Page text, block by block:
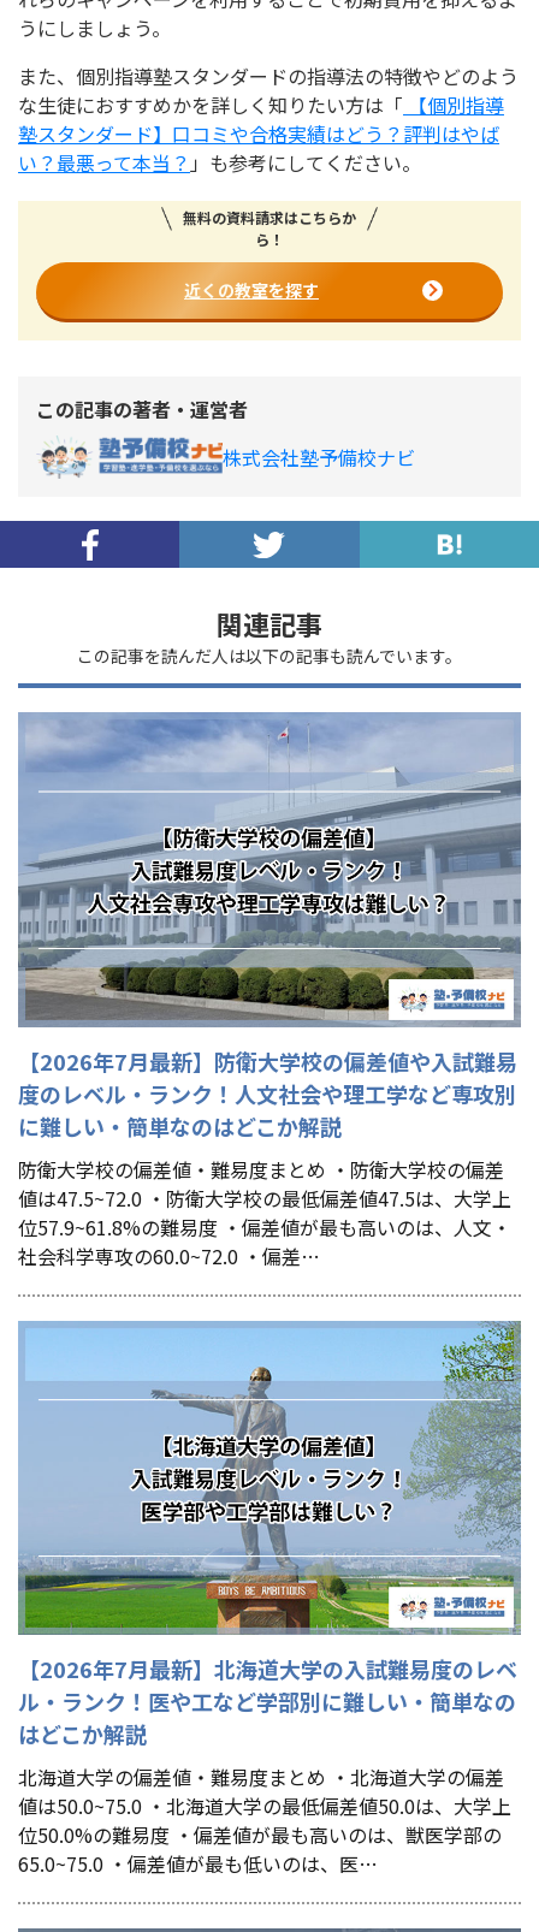
うにしましょう。
また、個別指導塾スタンダードの指導法の特徴やどのよう
な生徒におすすめかを詳しく知りたい方は「 【個別指導
塾スタンダード】口コミや合格実績はどう？評判はやば
い？最悪って本当？ 」も参考にしてください。
無料の資料請求はこちらか
ら！
近くの教室を探す
この記事の著者・運営者
株式会社塾予備校ナビ
関連記事
この記事を読んだ人は以下の記事も読んでいます。
【2026年7月最新】防衛大学校の偏差値や入試難易
度のレベル・ランク！人文社会や理工学など専攻別
に難しい・簡単なのはどこか解説
防衛大学校の偏差値・難易度まとめ ・防衛大学校の偏差
値は47.5~72.0 ・防衛大学校の最低偏差値47.5は、大学上
位57.9~61.8%の難易度 ・偏差値が最も高いのは、人文・
社会科学専攻の60.0~72.0 ・偏差…
【2026年7月最新】北海道大学の入試難易度のレベ
ル・ランク！医や工など学部別に難しい・簡単なの
はどこか解説
北海道大学の偏差値・難易度まとめ ・北海道大学の偏差
値は50.0~75.0 ・北海道大学の最低偏差値50.0は、大学上
位50.0%の難易度 ・偏差値が最も高いのは、獣医学部の
65.0~75.0 ・偏差値が最も低いのは、医…